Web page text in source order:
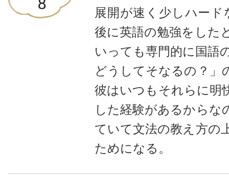
展開が速く少しハー
後に英語の勉強をした
いっても専門的に国語
どうしてそなるの？」
彼はいつもそれらに明
した経験があるからな
ていて文法の教え方の
ためになる。